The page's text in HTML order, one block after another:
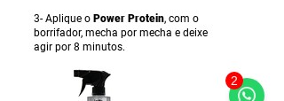
3- Aplique o Power Protein, com o
borrifador, mecha por mecha e deixe
agir por 8 minutos.
2